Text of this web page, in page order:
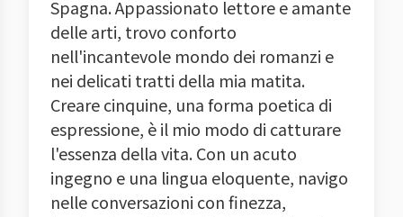
Spagna. Appassionato lettore e amante
delle arti, trovo conforto
nell'incantevole mondo dei romanzi e
nei delicati tratti della mia matita.
Creare cinquine, una forma poetica di
espressione, è il mio modo di catturare
l'essenza della vita. Con un acuto
ingegno e una lingua eloquente, navigo
nelle conversazioni con finezza,